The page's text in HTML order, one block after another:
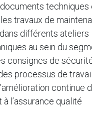
techniques
travaux de
différents ateliers
au sein du
consignes de
processus de travail
continue
l’assurance qualité